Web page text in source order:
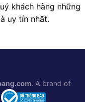
khách hàng những
uy tín nhất.
. A brand of